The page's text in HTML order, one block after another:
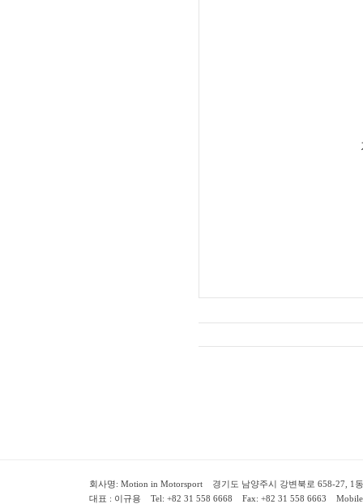
회사명: Motion in Motorsport 경기도 남양주시 강변북로 658-27, 1동
대표 : 이규용 Tel: +82 31 558 6668 Fax: +82 31 558 6663